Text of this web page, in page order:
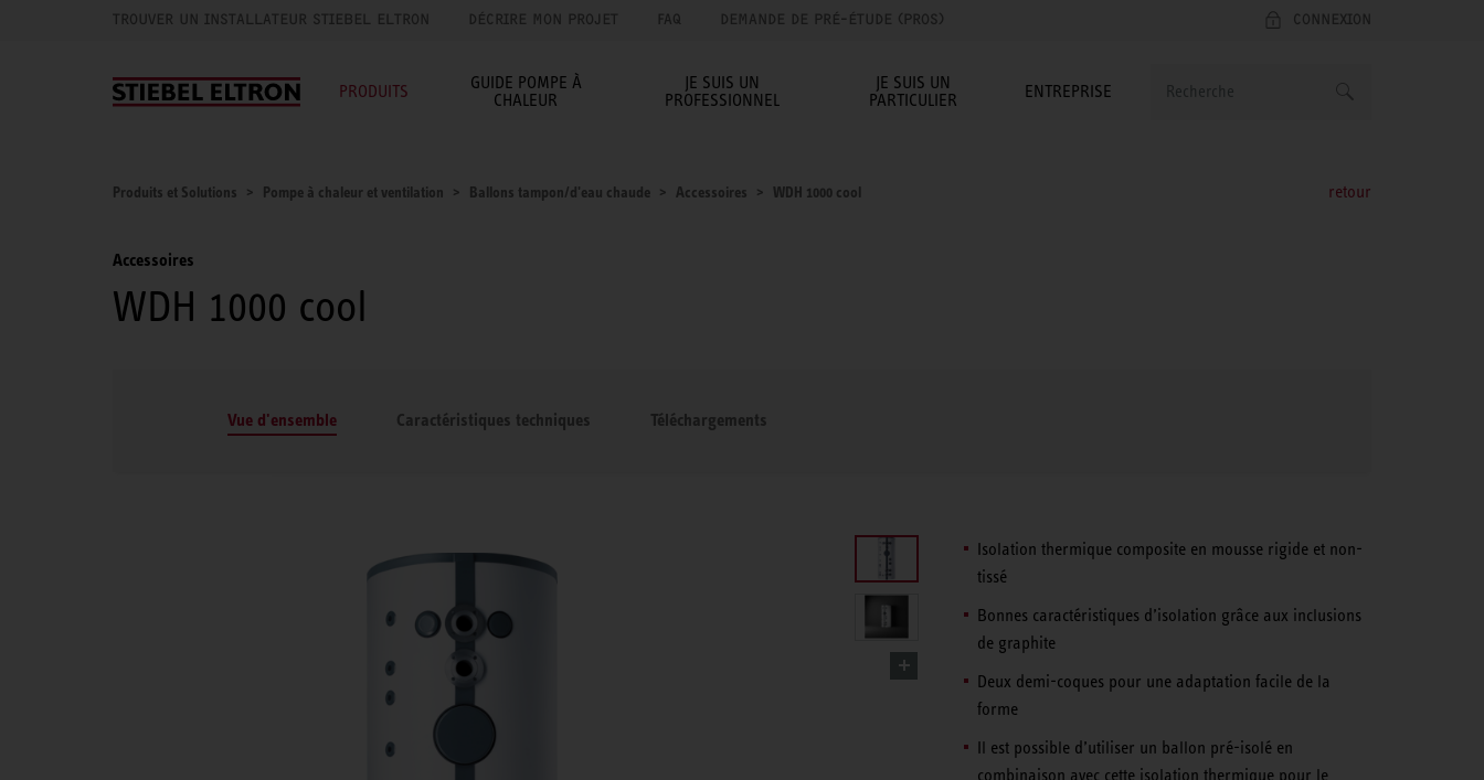
TROUVER UN INSTALLATEUR STIEBEL ELTRON DÉCRIRE MON PROJET FAQ DEMANDE DE PRÉ-ÉTUDE (PROS) CONNEXION
PRODUITS
GUIDE POMPE À
CHALEUR
JE SUIS UN
PROFESSIONNEL
JE SUIS UN
PARTICULIER
ENTREPRISE
Produits et Solutions Pompe à chaleur et ventilation Ballons tampon/d'eau chaude Accessoires WDH 1000 cool retour
Accessoires
WDH 1000 cool
Vue d'ensemble Caractéristiques techniques Téléchargements
Isolation thermique composite en mousse rigide et non-
tissé
Bonnes caractéristiques d’isolation grâce aux inclusions
de graphite
Deux demi-coques pour une adaptation facile de la
forme
Il est possible d’utiliser un ballon pré-isolé en
combinaison avec cette isolation thermique pour le